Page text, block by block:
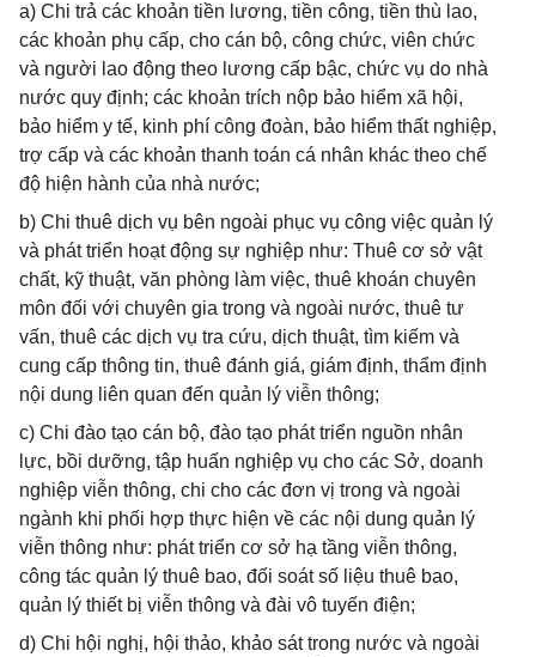
a) Chi trả các khoản tiền lương, tiền công, tiền thù lao,
các khoản phụ cấp, cho cán bộ, công chức, viên chức
và người lao động theo lương cấp bậc, chức vụ do nhà
nước quy định; các khoản trích nộp bảo hiểm xã hội,
bảo hiểm y tế, kinh phí công đoàn, bảo hiểm thất nghiệp,
trợ cấp và các khoản thanh toán cá nhân khác theo chế
độ hiện hành của nhà nước;
b) Chi thuê dịch vụ bên ngoài phục vụ công việc quản lý
và phát triển hoạt động sự nghiệp như: Thuê cơ sở vật
chất, kỹ thuật, văn phòng làm việc, thuê khoán chuyên
môn đối với chuyên gia trong và ngoài nước, thuê tư
vấn, thuê các dịch vụ tra cứu, dịch thuật, tìm kiếm và
cung cấp thông tin, thuê đánh giá, giám định, thẩm định
nội dung liên quan đến quản lý viễn thông;
c) Chi đào tạo cán bộ, đào tạo phát triển nguồn nhân
lực, bồi dưỡng, tập huấn nghiệp vụ cho các Sở, doanh
nghiệp viễn thông, chi cho các đơn vị trong và ngoài
ngành khi phối hợp thực hiện về các nội dung quản lý
viễn thông như: phát triển cơ sở hạ tầng viễn thông,
công tác quản lý thuê bao, đối soát số liệu thuê bao,
quản lý thiết bị viễn thông và đài vô tuyến điện;
d) Chi hội nghị, hội thảo, khảo sát trong nước và ngoài